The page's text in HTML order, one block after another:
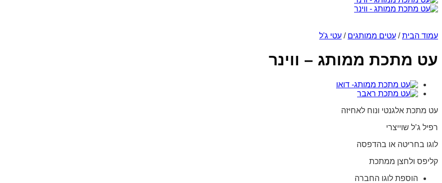
עמוד הבית / עטים ממותגים / עטי ג'ל
עט מתכת ממותג – ווינר
עט מתכת אלגנטי ונוח לאחיזה
רפיל ג’ל שוייצרי
לוגו בחריטה או בהדפסה
קליפס ולחצן ממתכת
הוספת לוגו החברה